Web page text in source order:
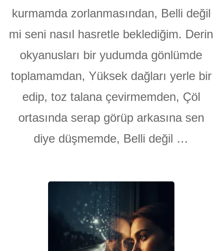
kurmamda zorlanmasından, Belli değil
mi seni nasıl hasretle beklediğim. Derin
okyanusları bir yudumda gönlümde
toplamamdan, Yüksek dağları yerle bir
edip, toz talana çevirmemden, Çöl
ortasında serap görüp arkasına sen
diye düşmemde, Belli değil …